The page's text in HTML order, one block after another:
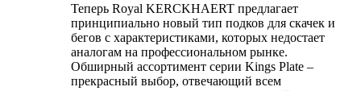
Теперь Royal KERCKHAERT предлагает
принципиально новый тип подков для скачек и
бегов с характеристиками, которых недостает
аналогам на профессиональном рынке.
Обширный ассортимент серии Kings Plate –
прекрасный выбор, отвечающий всем